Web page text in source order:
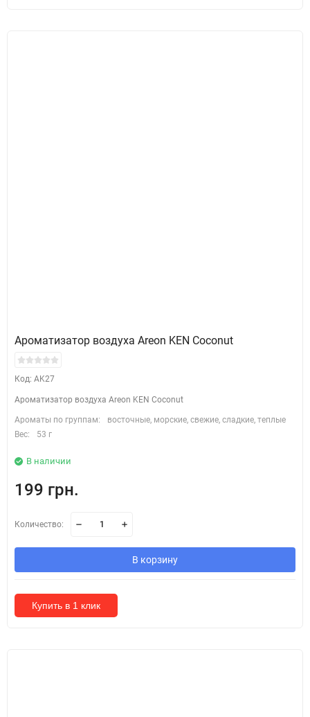
Ароматизатор воздуха Areon KEN Coconut
Код: AK27
Ароматизатор воздуха Areon KEN Coconut
Ароматы по группам:
восточные, морские, свежие, сладкие, теплые
Вес:
53 г
В наличии
199 грн.
Количество:
В корзину
Купить в 1 клик